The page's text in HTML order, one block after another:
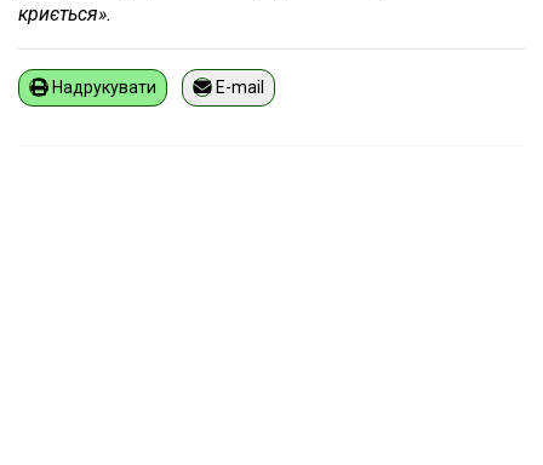
криється».
Надрукувати E-mail